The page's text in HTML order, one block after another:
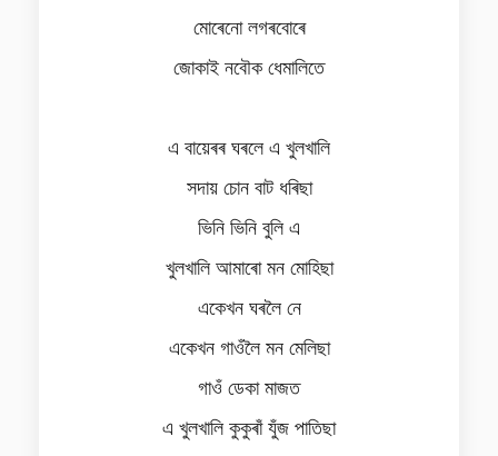
মোৰেনো লগৰবোৰে
জোকাই নবৌক ধেমালিতে
এ বায়েৰৰ ঘৰলে এ খুলখালি
সদায় চোন বাট ধৰিছা
ভিনি ভিনি বুলি এ
খুলখালি আমাৰো মন মোহিছা
একেখন ঘৰলৈ নে
একেখন গাওঁলৈ মন মেলিছা
গাওঁ ডেকা মাজত
এ খুলখালি কুকুৰাঁ যুঁজ পাতিছা